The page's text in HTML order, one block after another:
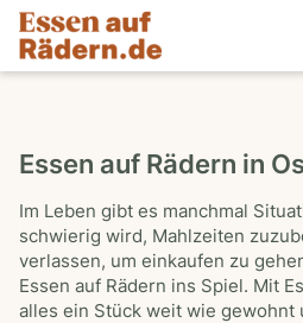
Essen auf Rädern in
Im Leben gibt es manchmal
schwierig wird, Mahlzeiten
verlassen, um einkaufen zu
Essen auf Rädern ins Spiel. Mit
alles ein Stück weit wie gewohnt